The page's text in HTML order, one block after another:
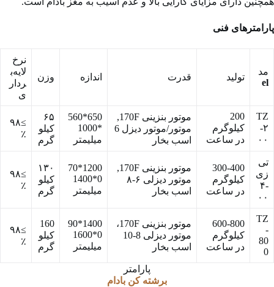
پارامترهای فنی
مد
el
تولید قدرت اندازه وزن
نرخ
لایه‌ب
ردار
ی
TZ
-۲
۰۰
200
کیلوگرم
در ساعت
موتور بنزینی 170F,
موتور/موتور دیزل 6
اسب بخار
650*560
*1000
میلیمتر
۶۵
کیلو
گرم
≥۹۸
٪
تی‌
زی
-۴
۰۰
300-400
کیلوگرم
در ساعت
موتور بنزینی 170F,
موتور دیزلی ۶-۸
اسب بخار
1200*70
0*1400
میلیمتر
۱۳۰
کیلو
گرم
≥۹۸
٪
TZ
-
80
0
600-800
کیلوگرم
در ساعت
موتور بنزینی 170F،
موتور دیزلی 8-10
اسب بخار
1400*90
0*1600
میلیمتر
160
کیلو
گرم
≥۹۸
٪
پارامتر
برشته کن بادام